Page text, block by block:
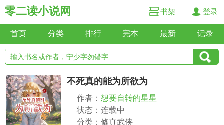
零二读小说网 书架 登录
首页 分类 排行 完本 最新 记录
不死真的能为所欲为
作者： 想要自转的星星
状态：连载中
分类：修真武侠